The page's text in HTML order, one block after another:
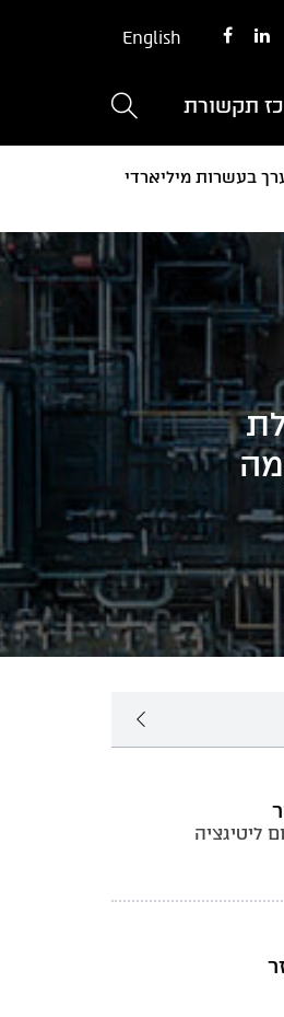
English
תקשורת
בעשרות מיליארדי
ליטיגציה